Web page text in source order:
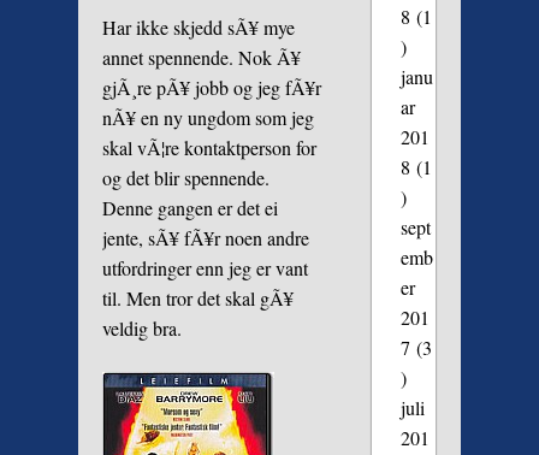
Har ikke skjedd sÃ¥ mye
annet spennende. Nok Ã¥
gjÃ¸re pÃ¥ jobb og jeg fÃ¥r
nÃ¥ en ny ungdom som jeg
skal vÃ¦re kontaktperson for
og det blir spennende.
Denne gangen er det ei
jente, sÃ¥ fÃ¥r noen andre
utfordringer enn jeg er vant
til. Men tror det skal gÃ¥
veldig bra.
8 (1
)
janu
ar
201
8 (1
)
sept
emb
er
201
7 (3
)
juli
201